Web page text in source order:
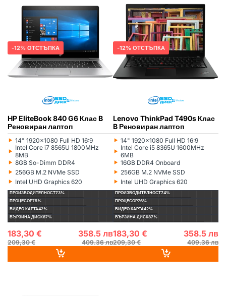
12% ОТСТЪПКА
HP EliteBook 840 G6 Клас B
Реновиран лаптоп
‣
Монитор:
14" 1920x1080 Full HD 16:9
‣
Процесор:
Intel Core i7 8565U 1800MHz
8MB
‣
Рам памет:
8GB So-Dimm DDR4
‣
Хард диск:
256GB M.2 NVMe SSD
‣
Видеокарта:
Intel UHD Graphics 620
ПРОИЗВОДИТЕЛНОСТ73%
ПРОЦЕСОР75%
ВИДЕО КАРТА42%
БЪРЗИНА ДИСК87%
183,30 € 358.5 лв
209,30 € 409.36 лв
12% ОТСТЪПКА
Lenovo ThinkPad T490s Клас
B Реновиран лаптоп
‣
Монитор:
14" 1920x1080 Full HD 16:9
‣
Процесор:
Intel Core i5 8365U 1600MHz
6MB
‣
Рам памет:
16GB DDR4 Onboard
‣
Хард диск:
256GB M.2 NVMe SSD
‣
Видеокарта:
Intel UHD Graphics 620
ПРОИЗВОДИТЕЛНОСТ74%
ПРОЦЕСОР76%
ВИДЕО КАРТА42%
БЪРЗИНА ДИСК87%
183,30 € 358.5 лв
209,30 € 409.36 лв